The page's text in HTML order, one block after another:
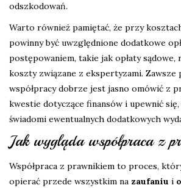
odszkodowań.
Warto również pamiętać, że przy
powinny być uwzględnione dodatkowe
postępowaniem, takie jak opłaty sądowe,
koszty związane z ekspertyzami. Zawsze
współpracy dobrze jest jasno omówić z
kwestie dotyczące finansów i upewnić się,
świadomi ewentualnych dodatkowych
Jak wygląda współpraca z
Współpraca z prawnikiem to proces,
opierać przede wszystkim na zaufaniu i